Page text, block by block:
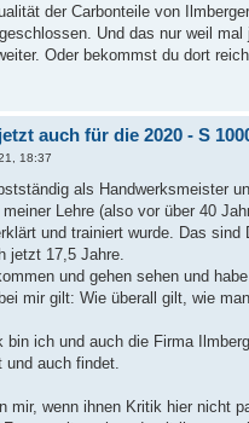
der Carbonteile von
Und das nur weil
Oder bekommst du dort
auch für die 2020 - S
18:37
als Handwerksmeister
meiner Lehre (also vor über 40
und trainiert wurde. Das
jetzt 17,5 Jahre.
und gehen sehen und
mir gilt: Wie überall gilt, wie
bin ich und auch die Firma
und auch findet.
mir, wenn ihnen Kritik hier nicht